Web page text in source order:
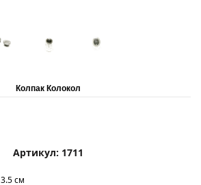
Колпак Колокол
Артикул: 1711
3.5 см